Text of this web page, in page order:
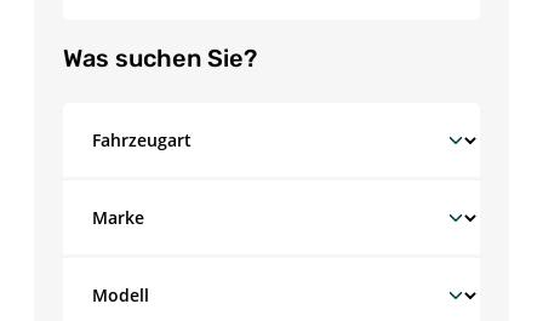
Was suchen Sie?